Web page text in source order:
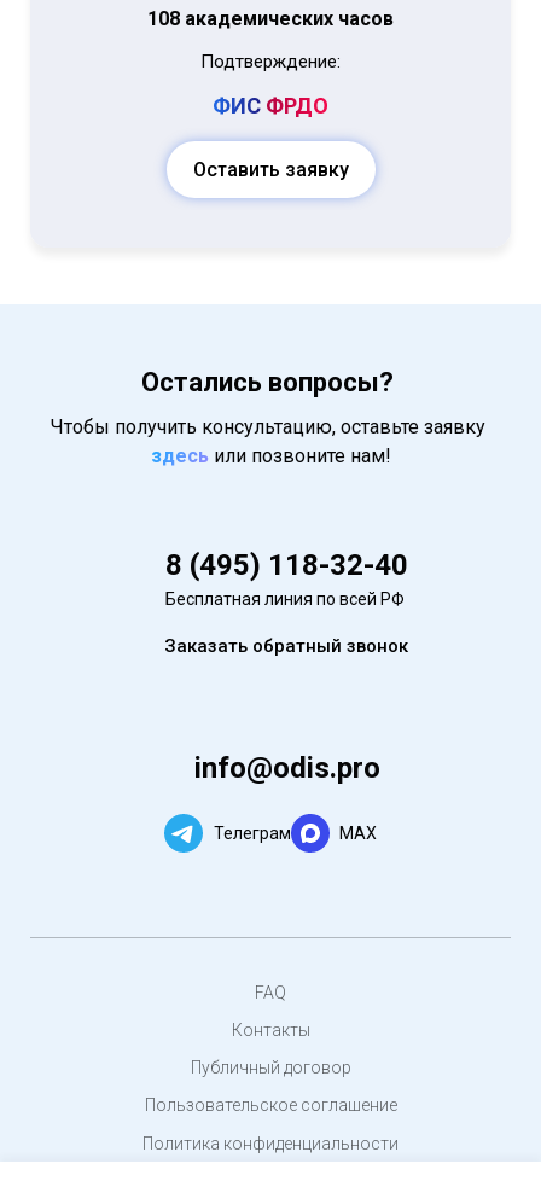
108 академических часов
Подтверждение:
ФИС ФРДО
Оставить заявку
Остались вопросы?
Чтобы получить консультацию, оставьте заявку
здесь или позвоните нам!
8 (495) 118-32-40
Бесплатная линия по всей РФ
Заказать обратный звонок
info@odis.pro
Телеграм MAX
FAQ
Контакты
Публичный договор
Пользовательское соглашение
Политика конфиденциальности